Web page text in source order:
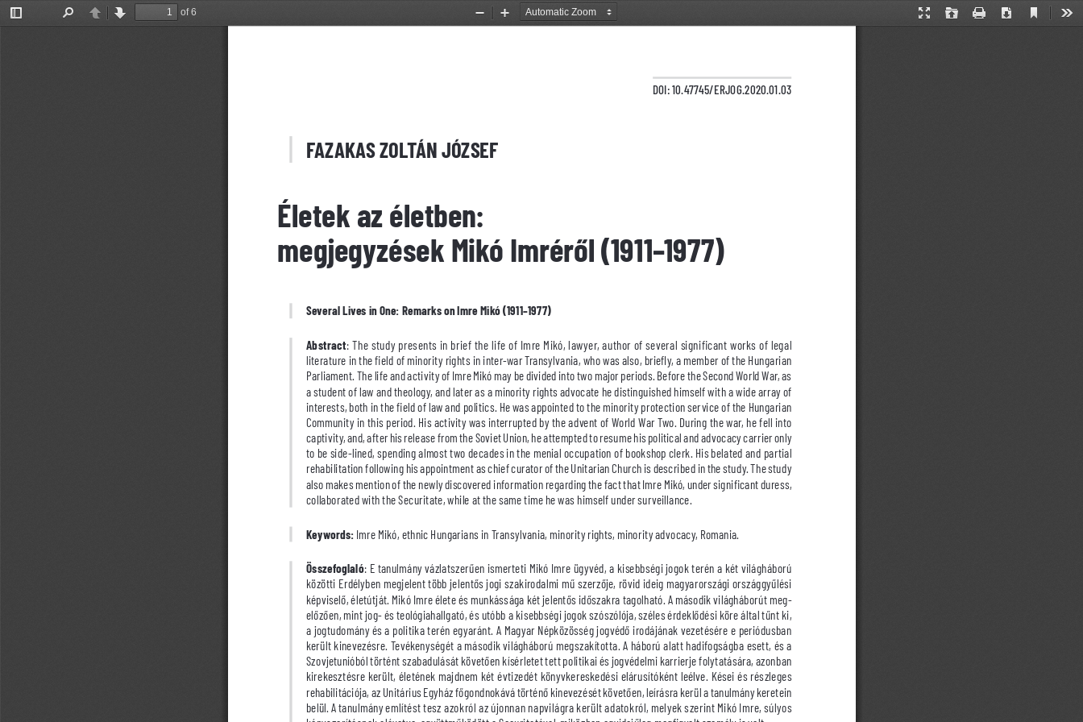
Toggle
PreviousNext
of 6
Presentation
Open Print Download
Current
Zoom
Zoom
Életek az életben:  megjegyzések Mikó Imréről (1911–1977)
FAZAKAS ZOLTÁN JÓZSEF
Életek az életben:
megjegyzések Mikó Imréről (1911–1977)
Several Lives in One: Remarks on Imre Mikó (1911–1977)
Abstract: The study presents in brief the life of Imre Mikó, lawyer, author of several significant works of legal
literature in the field of minority rights in inter-war Transylvania, who was also, briefly, a member of the Hungarian
Parliament. The life and activity of Imre Mikó may be divided into two major periods. Before the Second World War, as
a student of law and theology, and later as a minority rights advocate he distinguished himself with a wide array of
interests, both in the field of law and politics. He was appointed to the minority protection service of the Hungarian
Community in this period. His activity was interrupted by the advent of World War Two. During the war, he fell into
captivity, and, after his release from the Soviet Union, he attempted to resume his political and advocacy carrier only
to be side-lined, spending almost two decades in the menial occupation of bookshop clerk. His belated and partial
rehabilitation following his appointment as chief curator of the Unitarian Church is described in the study. The study
also makes mention of the newly discovered information regarding the fact that Imre Mikó, under significant duress,
collaborated with the Securitate, while at the same time he was himself under surveillance.
Keywords: Imre Mikó, ethnic Hungarians in Transylvania, minority rights, minority advocacy, Romania.
Összefoglaló: E tanulmány vázlatszerűen ismerteti Mikó Imre ügyvéd, a kisebbségi jogok terén a két világháború
közötti Erdélyben megjelent több jelentős jogi szakirodalmi mű szerzője, rövid ideig magyarországi országgyűlési
képviselő, életútját. Mikó Imre élete és munkássága két jelentős időszakra tagolható. A második világháborút meg-
előzően, mint jog- és teológiahallgató, és utóbb a kisebbségi jogok szószólója, széles érdeklődési köre által tűnt ki,
a jogtudomány és a politika terén egyaránt. A Magyar Népközösség jogvédő irodájának vezetésére e periódusban
került kinevezésre. Tevékenységét a második világháború megszakította. A háború alatt hadifogságba esett, és a
Szovjetunióból történt szabadulását követően kísérletet tett politikai és jogvédelmi karrierje folytatására, azonban
kirekesztésre került, életének majdnem két évtizedét könyvkereskedési elárusítóként leélve. Kései és részleges
rehabilitációja, az Unitárius Egyház főgondnokává történő kinevezését követően, leírásra kerül a tanulmány keretein
belül. A tanulmány említést tesz azokról az újonnan napvilágra került adatokról, melyek szerint Mikó Imre, súlyos
DOI: 10.47745/ERJOG.2020.01.03